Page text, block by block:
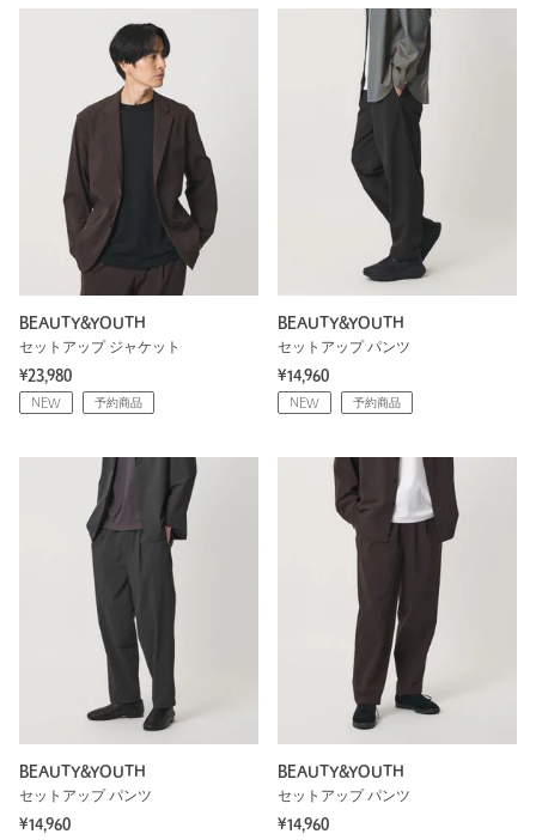
BEAUTY&YOUTH
セットアップ ジャケット
¥23,980
NEW 予約商品
BEAUTY&YOUTH
セットアップ パンツ
¥14,960
NEW 予約商品
BEAUTY&YOUTH
セットアップ パンツ
¥14,960
BEAUTY&YOUTH
セットアップ パンツ
¥14,960